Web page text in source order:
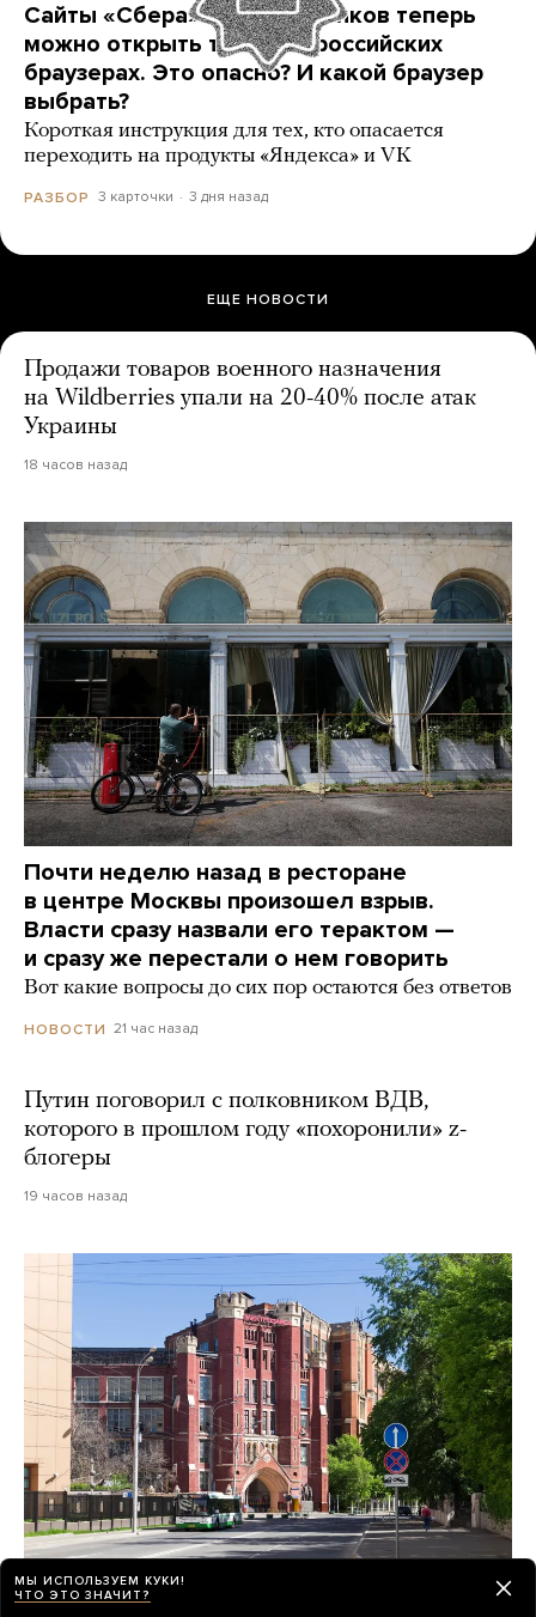
Сайты «Сбера» и других банков теперь
можно открыть только в российских
браузерах. Это опасно? И какой браузер
выбрать?
Короткая инструкция для тех, кто опасается
переходить на продукты «Яндекса» и VK
РАЗБОР 3 карточки 3 дня назад
ЕЩЕ НОВОСТИ
Продажи товаров военного назначения
на Wildberries упали на 20-40% после атак
Украины
18 часов назад
Почти неделю назад в ресторане
в центре Москвы произошел взрыв.
Власти сразу назвали его терактом —
и сразу же перестали о нем говорить
Вот какие вопросы до сих пор остаются без ответов
НОВОСТИ 21 час назад
Путин поговорил с полковником ВДВ,
которого в прошлом году «похоронили» z-
блогеры
19 часов назад
Все лето градозащитники обсуждают
МЫ ИСПОЛЬЗУЕМ КУКИ!
ЧТО ЭТО ЗНАЧИТ?